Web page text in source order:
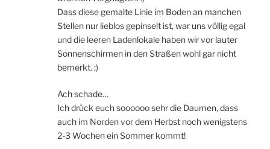
Dass diese gemalte Linie im Boden an manchen
Stellen nur lieblos gepinselt ist, war uns völlig egal
und die leeren Ladenlokale haben wir vor lauter
Sonnenschirmen in den Straßen wohl gar nicht
bemerkt. ;)
Ach schade…
Ich drück euch soooooo sehr die Daumen, dass
auch im Norden vor dem Herbst noch wenigstens
2-3 Wochen ein Sommer kommt!